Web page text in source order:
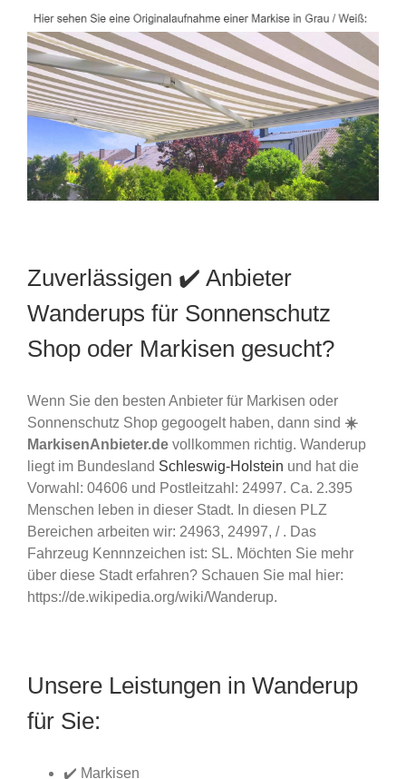
Zuverlässigen ✔️ Anbieter
Wanderups für Sonnenschutz
Shop oder Markisen gesucht?
Wenn Sie den besten Anbieter für Markisen oder
Sonnenschutz Shop gegoogelt haben, dann sind ☀️
MarkisenAnbieter.de vollkommen richtig. Wanderup
liegt im Bundesland Schleswig-Holstein und hat die
Vorwahl: 04606 und Postleitzahl: 24997. Ca. 2.395
Menschen leben in dieser Stadt. In diesen PLZ
Bereichen arbeiten wir: 24963, 24997, / . Das
Fahrzeug Kennnzeichen ist: SL. Möchten Sie mehr
über diese Stadt erfahren? Schauen Sie mal hier:
https://de.wikipedia.org/wiki/Wanderup.
Unsere Leistungen in Wanderup
für Sie:
✔️ Markisen